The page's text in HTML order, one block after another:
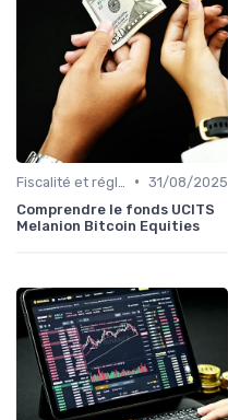
• 31/08/2025
Comprendre le fonds UCITS
Melanion Bitcoin Equities